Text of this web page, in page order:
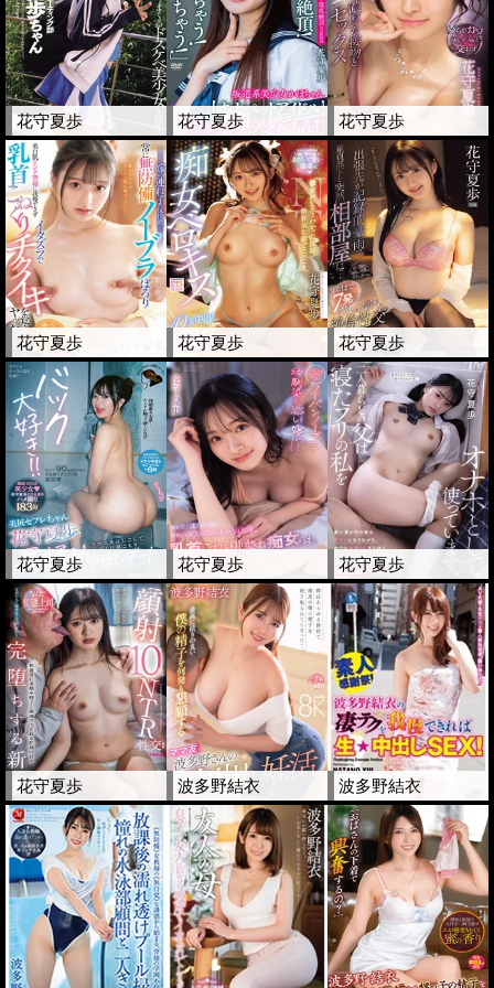
花守夏歩 花守夏歩 花守夏歩
花守夏歩 花守夏歩 花守夏歩
花守夏歩 花守夏歩 花守夏歩
花守夏歩 波多野結衣 波多野結衣